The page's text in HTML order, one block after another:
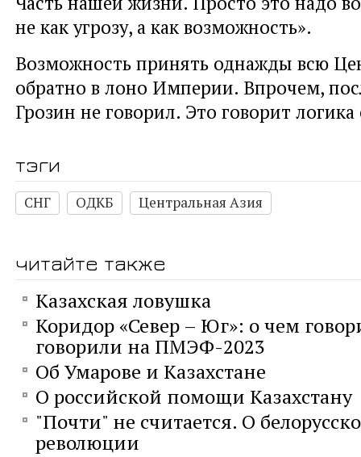
не как угрозу, а как возможность».
Возможность принять однажды всю
обратно в лоно Империи. Впрочем,
Грозин не говорил. Это говорит
тэги
СНГ ОДКБ Центральная Азия
читайте также
Казахская ловушка
Коридор «Север – Юг»: о чем
говорили на ПМЭФ-2023
Об Умарове и Казахстане
О российской помощи Казахстану
"Почти" не считается. О
революции